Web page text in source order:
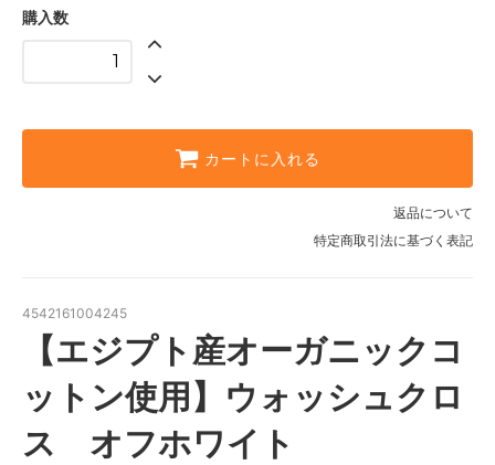
購入数
カートに入れる
返品について
特定商取引法に基づく表記
4542161004245
【エジプト産オーガニックコ
ットン使用】ウォッシュクロ
ス オフホワイト